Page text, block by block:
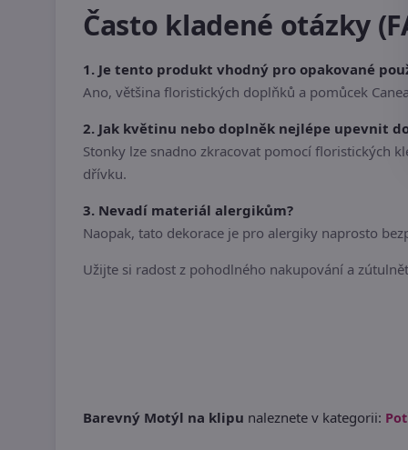
Často kladené otázky
1. Je tento produkt vhodný pro opakované
Ano, většina floristických doplňků a pomůcek
2. Jak květinu nebo doplněk nejlépe upevnit do
Stonky lze snadno zkracovat pomocí floristických
dřívku.
3. Nevadí materiál alergikům?
Naopak, tato dekorace je pro alergiky naprosto
Užijte si radost z pohodlného nakupování a
Barevný Motýl na klipu naleznete v kategorii: